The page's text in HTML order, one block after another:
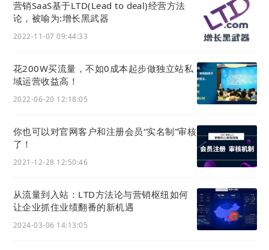
企业可以通过官微中心将产品信息、分销加盟信息分
享至其他渠道，吸引分销商加盟，也可以引导分销商
LTD营销枢纽可以对线索客户的分享行为进行数据统
计，销售人员则能够根据这些数据对客户的需求精准
营销SaaS基于LTD(Lead to deal)经营方法
论，被喻为:增长黑武器
2022-11-07 09:44:33
花200W买流量，不如0成本起步做独立站私
域运营收益高！
2022-06-20 12:18:05
你也可以对官网客户和注册会员“实名制”审核
了！
2021-12-28 12:50:46
从流量到入站：LTD方法论与营销枢纽如何
让企业抓住业绩翻番的新机遇
2024-03-06 14:13:05